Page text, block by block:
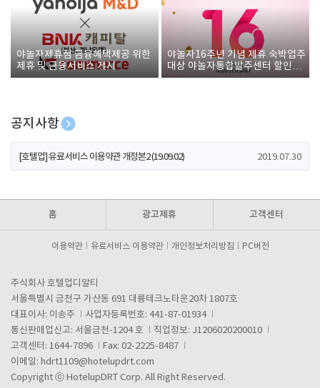
야놀자제휴점 금융혜택제공 위한
제휴 및 금융서비스 게시
야놀자16주년 기념 제휴 숙박업주
대상 야놀자통합발주센터 할인쿠
폰 증정
공지사항
[호텔업] 개인정보 처리방침 개정본1 (19.09.02)
[호텔업] 유료서비스 이용약관 개정본2 (19.09.02) 2019.07.30
홈 광고제휴 고객센터
이용약관 유료서비스 이용약관 개인정보처리방침 PC버전
주식회사 호텔업디알티
서울특별시 금천구 가산동 691 대륭테크노타운20차 1807호
대표이사: 이송주
사업자등록번호: 441-87-01934
통신판매업신고: 서울금천-1204 호
직업정보: J1206020200010
고객센터: 1644-7896
Fax: 02-2225-8487
이메일: hdrt1109@hotelupdrt.com
Copyright ⓒ HotelupDRT Corp. All Right Reserved.